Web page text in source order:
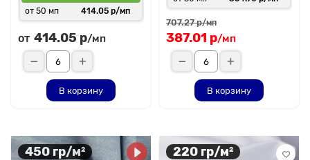
от 50 мп 414.05 р/мп
от 414.05 р/мп
В корзину
707.27 р/мп
387.01 р/мп
В корзину
450 гр/м² 220 гр/м²